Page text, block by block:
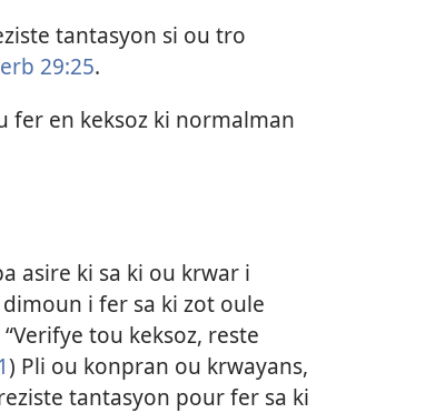
tantasyon si ou tro
29:25.
fer en keksoz ki normalman
asire ki sa ki ou krwar i
i fer sa ki zot oule
tou keksoz, reste
) Pli ou konpran ou krwayans,
tantasyon pour fer sa ki